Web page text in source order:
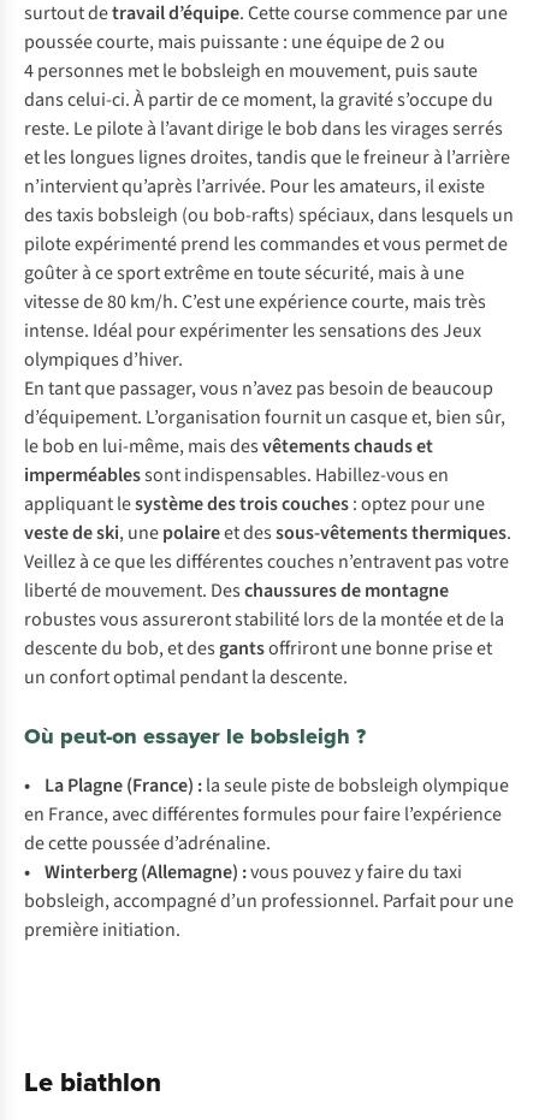
surtout detravail d’équipe. Cette course commence par une
poussée courte, mais puissante : une équipe de 2 ou
4 personnes met le bobsleigh en mouvement, puis saute
dans celui-ci. À partir de ce moment, la gravité s’occupe du
reste. Le pilote à l’avant dirige le bob dans les virages serrés
et les longues lignes droites, tandis que le freineur à l’arrière
n’intervient qu’après l’arrivée. Pour les amateurs, il existe
des taxis bobsleigh (ou bob-rafts) spéciaux, dans lesquels un
pilote expérimenté prend les commandes et vous permet de
goûter à ce sport extrême en toute sécurité, mais à une
vitesse de 80 km/h. C’est une expérience courte, mais très
intense. Idéal pour expérimenter les sensations des Jeux
olympiques d’hiver.
En tant que passager, vous n’avez pas besoin de beaucoup
d’équipement. L’organisation fournit un casque et, bien sûr,
le bob en lui-même, mais desvêtements chauds et
imperméablessont indispensables. Habillez-vous en
appliquant lesystème des trois couches: optez pour une
veste de ski, unepolaireet dessous-vêtements thermiques.
Veillez à ce que les différentes couches n’entravent pas votre
liberté de mouvement. Deschaussures de montagne
robustes vous assureront stabilité lors de la montée et de la
descente du bob, et des gantsoffriront une bonne prise et
un confort optimal pendant la descente.
Où peut-on essayer le bobsleigh ?
• La Plagne(France) :la seule piste de bobsleigh olympique
en France, avec différentes formules pour faire l’expérience
de cette poussée d’adrénaline.
• Winterberg(Allemagne) :vous pouvez y faire du taxi
bobsleigh, accompagné d’un professionnel. Parfait pour une
première initiation.
Le biathlon